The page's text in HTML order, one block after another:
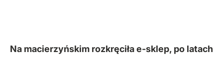
Na macierzyńskim rozkręciła e-sklep, po latach